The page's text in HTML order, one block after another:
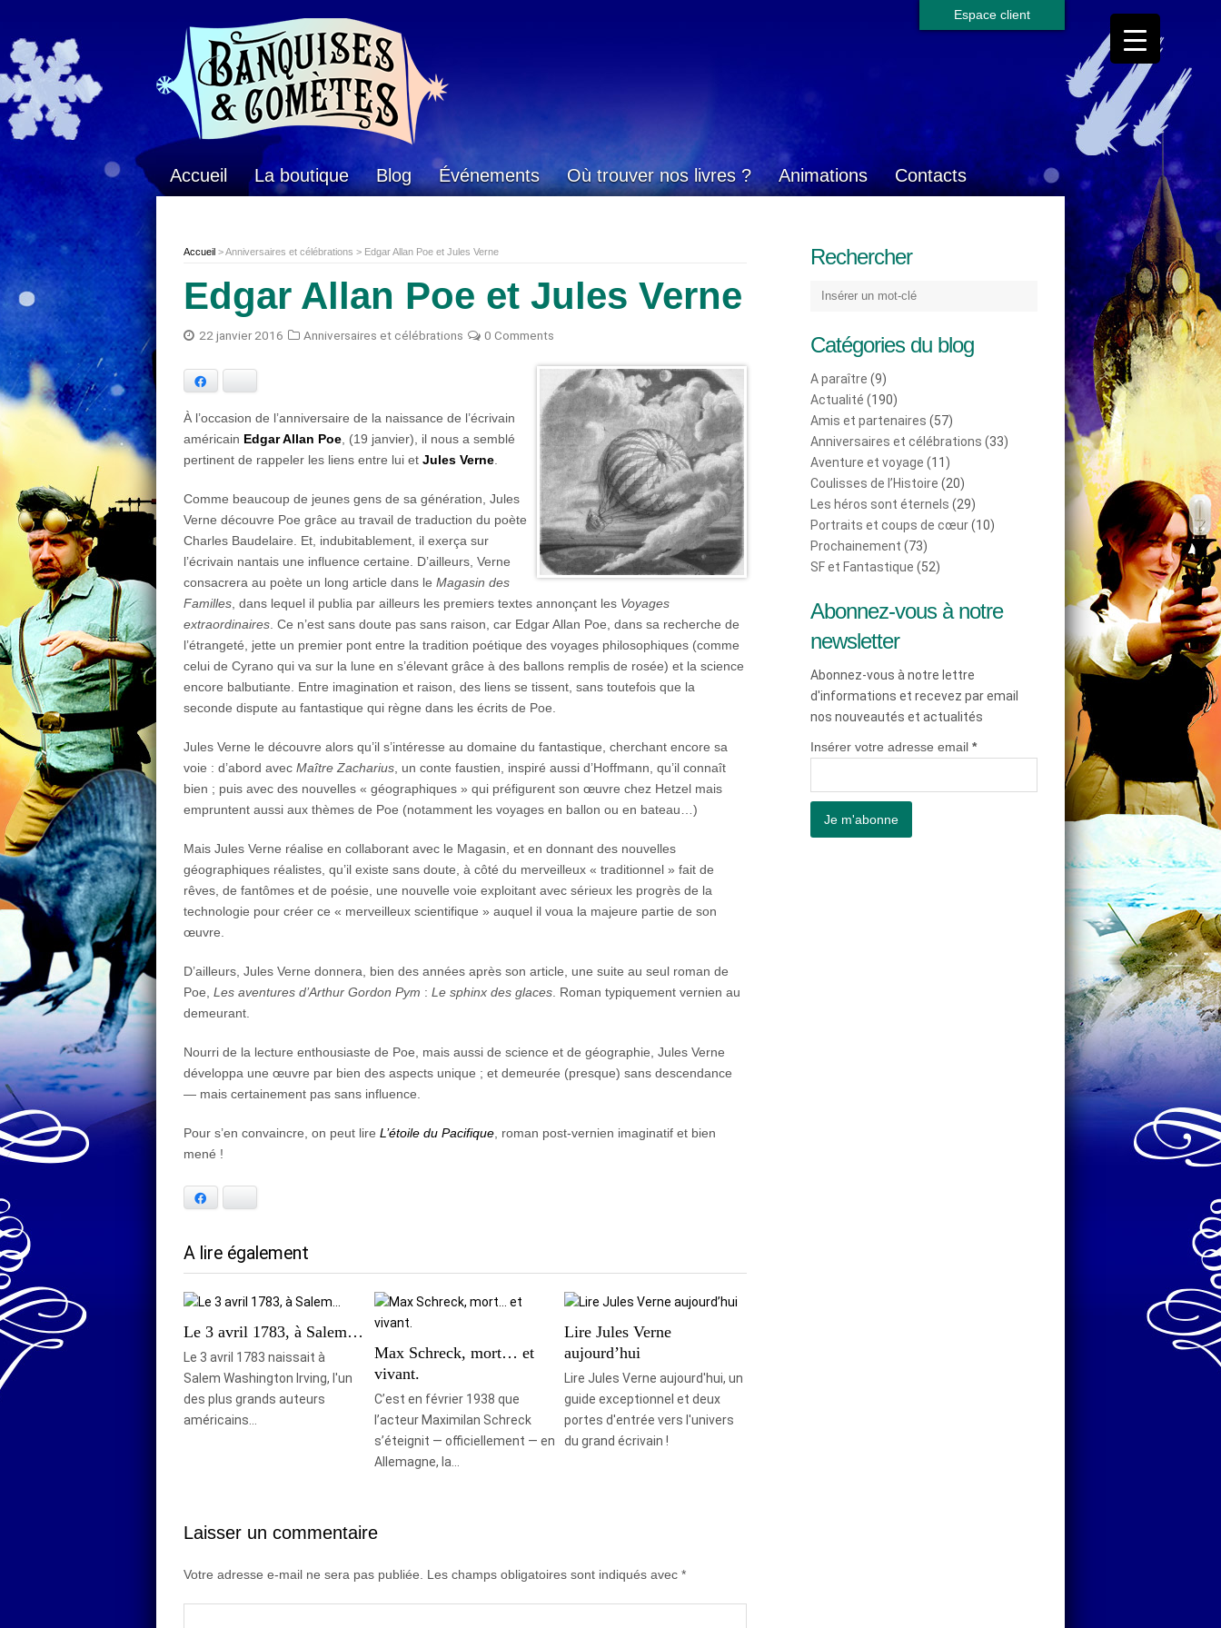
Espace client
Accueil La boutique Blog Événements Où trouver nos livres ? Animations Contacts
Accueil > Anniversaires et célébrations > Edgar Allan Poe et Jules Verne
Edgar Allan Poe et Jules Verne
22 janvier 2016 Anniversaires et célébrations 0 Comments
À l’occasion de l’anniversaire de la naissance de l’écrivain
américain Edgar Allan Poe , (19 janvier), il nous a semblé
pertinent de rappeler les liens entre lui et Jules Verne
Comme beaucoup de jeunes gens de sa génération, Jules
Verne découvre Poe grâce au travail de traduction du poète
Charles Baudelaire. Et, indubitablement, il exerça sur
l’écrivain nantais une influence certaine. D’ailleurs, Verne
consacrera au poète un long article dans le Magasin des
Familles , dans lequel il publia par ailleurs les premiers textes annonçant les Voyages
extraordinaires . Ce n’est sans doute pas sans raison, car Edgar Allan Poe, dans sa recherche de
l’étrangeté, jette un premier pont entre la tradition poétique des voyages philosophiques (comme
celui de Cyrano qui va sur la lune en s’élevant grâce à des ballons remplis de rosée) et la science
encore balbutiante. Entre imagination et raison, des liens se tissent, sans toutefois que la
seconde dispute au fantastique qui règne dans les écrits de Poe.
Jules Verne le découvre alors qu’il s’intéresse au domaine du fantastique, cherchant encore sa
voie : d’abord avec Maître Zacharius , un conte faustien, inspiré aussi d’Hoffmann, qu’il connaît
bien ; puis avec des nouvelles « géographiques » qui préfigurent son œuvre chez Hetzel mais
empruntent aussi aux thèmes de Poe (notamment les voyages en ballon ou en bateau…)
Mais Jules Verne réalise en collaborant avec le Magasin, et en donnant des nouvelles
géographiques réalistes, qu’il existe sans doute, à côté du merveilleux « traditionnel » fait de
rêves, de fantômes et de poésie, une nouvelle voie exploitant avec sérieux les progrès de la
technologie pour créer ce « merveilleux scientifique » auquel il voua la majeure partie de son
œuvre.
D’ailleurs, Jules Verne donnera, bien des années après son article, une suite au seul roman de
Poe, Les aventures d’Arthur Gordon Pym : Le sphinx des glaces . Roman typiquement vernien au
demeurant.
Nourri de la lecture enthousiaste de Poe, mais aussi de science et de géographie, Jules Verne
développa une œuvre par bien des aspects unique ; et demeurée (presque) sans descendance
— mais certainement pas sans influence.
Pour s’en convaincre, on peut lire L’étoile du Pacifique , roman post-vernien imaginatif et bien
mené !
A lire également
Le 3 avril 1783, à Salem…
Le 3 avril 1783 naissait à
Salem Washington Irving, l'un
des plus grands auteurs
américains…
Max Schreck, mort… et
vivant.
C’est en février 1938 que
l’acteur Maximilan Schreck
s’éteignit — officiellement — en
Allemagne, la…
Lire Jules Verne
aujourd’hui
Lire Jules Verne aujourd'hui, un
guide exceptionnel et deux
portes d'entrée vers l'univers
du grand écrivain !
Laisser un commentaire
Votre adresse e-mail ne sera pas publiée. Les champs obligatoires sont indiqués avec *
Rechercher
Catégories du blog
A paraître (9)
Actualité (190)
Amis et partenaires (57)
Anniversaires et célébrations (33)
Aventure et voyage (11)
Coulisses de l’Histoire (20)
Les héros sont éternels (29)
Portraits et coups de cœur(10)
Prochainement (73)
SF et Fantastique (52)
Abonnez-vous à notre
newsletter
Abonnez-vous à notre lettre
d'informations et recevez par email
nos nouveautés et actualités
Insérer votre adresse email *